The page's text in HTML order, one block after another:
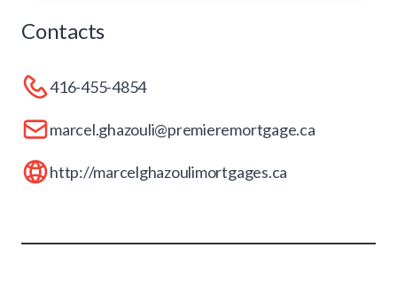
Contacts
416-455-4854
marcel.ghazouli@premieremortgage.ca
http://marcelghazoulimortgages.ca